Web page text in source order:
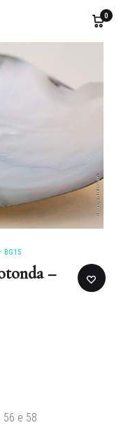
0
BG15
–
56 e 58